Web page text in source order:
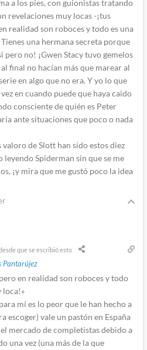
a los pies, con guionistas tratando
revelaciones muy locas -¡tus
realidad son roboces y todo es una
una hermana secreta porque
pero no! ¡Gwen Stacy tuvo gemelos
final no hacían más que marear al
en algo que no era. Y yo lo que
en cuando puede que haya caido
consciente de quién es Peter
ante situaciones que poco o nada
valoro de Slott han sido estos diez
leyendo Spiderman sin que se me
¡y mira que me gustó poco la idea
que se escribió esto
Pantarújez
en realidad son roboces y todo
loca!»
mí es lo peor que le han hecho a
escoger) vale un pastón en España
mercado de completistas debido a
una vez (una más de la que